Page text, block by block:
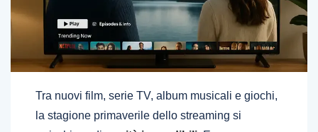
Tra nuovi film, serie TV, album musicali e giochi,
la stagione primaverile dello streaming si